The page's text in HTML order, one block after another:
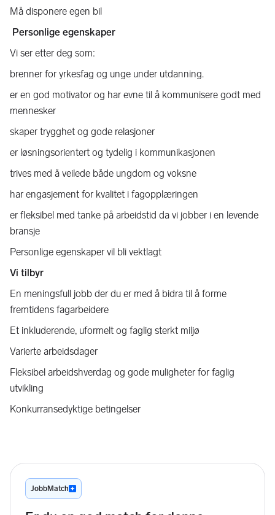
Må disponere egen bil
Personlige egenskaper
Vi ser etter deg som:
brenner for yrkesfag og unge under utdanning.
er en god motivator og har evne til å kommunisere godt med
mennesker
skaper trygghet og gode relasjoner
er løsningsorientert og tydelig i kommunikasjonen
trives med å veilede både ungdom og voksne
har engasjement for kvalitet i fagopplæringen
er fleksibel med tanke på arbeidstid da vi jobber i en levende
bransje
Personlige egenskaper vil bli vektlagt
Vi tilbyr
En meningsfull jobb der du er med å bidra til å forme
fremtidens fagarbeidere
Et inkluderende, uformelt og faglig sterkt miljø
Varierte arbeidsdager
Fleksibel arbeidshverdag og gode muligheter for faglig
utvikling
Konkurransedyktige betingelser